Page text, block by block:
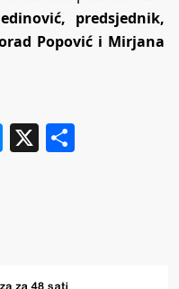
predsjednik,
Popović i Mirjana
Messenger
X